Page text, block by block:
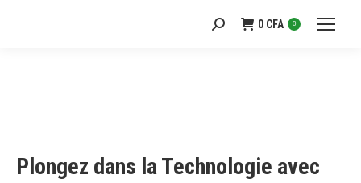
Recherche
0 CFA 0
Plongez dans la Technologie avec